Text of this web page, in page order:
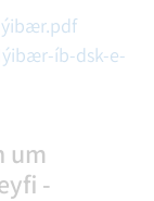
íb-dsk-e-
um
-